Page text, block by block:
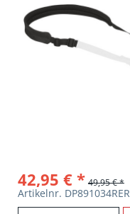
42,95 € * 49,95 € *
Artikelnr. DP891034RER